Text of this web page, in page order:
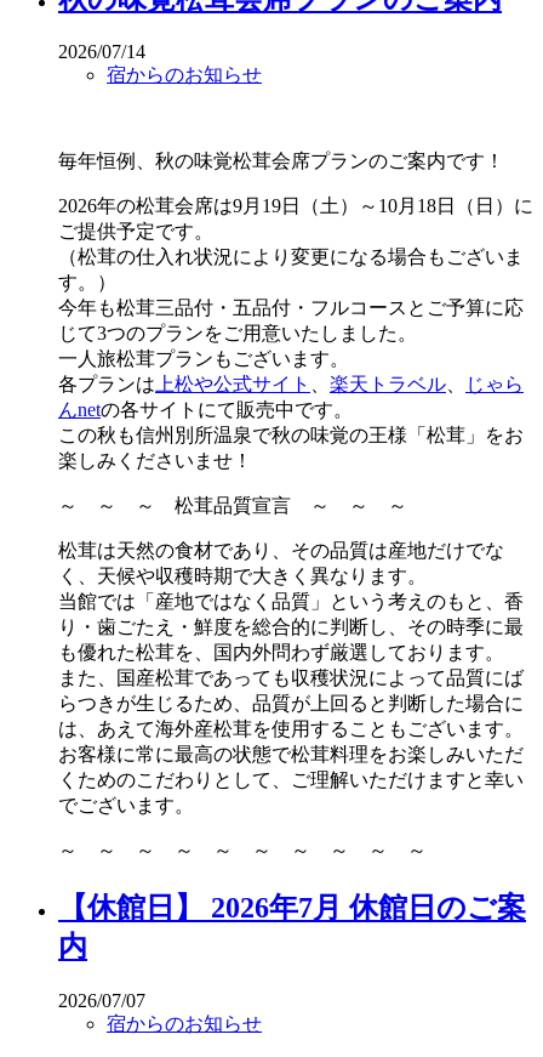
2026/07/14
宿からのお知らせ
毎年恒例、秋の味覚松茸会席プランのご案内です！
2026年の松茸会席は9月19日（土）～10月18日（日）に
ご提供予定です。
（松茸の仕入れ状況により変更になる場合もございま
す。）
今年も松茸三品付・五品付・フルコースとご予算に応
じて3つのプランをご用意いたしました。
一人旅松茸プランもございます。
各プランは上松や公式サイト 、 楽天トラベル、
じゃら
んnetの各サイトにて販売中です。
この秋も信州別所温泉で秋の味覚の王様「松茸」をお
楽しみくださいませ！
～ ～ ～ 松茸品質宣言 ～ ～ ～
松茸は天然の食材であり、その品質は産地だけでな
く、天候や収穫時期で大きく異なります。
当館では「産地ではなく品質」という考えのもと、香
り・歯ごたえ・鮮度を総合的に判断し、その時季に最
も優れた松茸を、国内外問わず厳選しております。
また、国産松茸であっても収穫状況によって品質にば
らつきが生じるため、品質が上回ると判断した場合に
は、あえて海外産松茸を使用することもございます。
お客様に常に最高の状態で松茸料理をお楽しみいただ
くためのこだわりとして、ご理解いただけますと幸い
でございます。
～ ～ ～ ～ ～ ～ ～ ～ ～ ～
【休館日】 2026年7月 休館日のご案
内
2026/07/07
宿からのお知らせ